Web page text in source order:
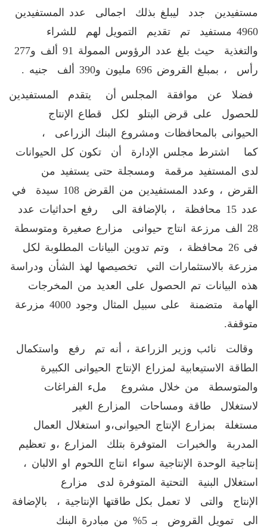
مستفيدين جدد ليبلغ بذلك اجمالى عدد المستفيدين
4960 مستفيد تم تقديم التمويل لهم للشراء
والتغذية حيث بلغ عدد الرؤوس الممولة 91 ألف و277
رأس ، بمبلغ القروض 696 مليون و390 ألف جنيه .
فضلا عن موافقة المجلس أن يتقدم المستفيدين
للحصول على قرض البتلو لكل قطاع الإنتاج
الحيوانى بالمحافظات ومشروع البنك الزراعى ،
كما اشترط مجلس الإدارة أن تكون كل الحيوانات
لدى المستفيد مرقمة ومسجلة حتى يستفيد من
القرض ، وعدد المستفيدين من القرض 108 سيدة في
عدد 15 محافظة ، بالإضافة الى رفع احداثيات عدد
28 الف مرزعة انتاج حيوانى مزارع صغيرة ومتوسطة
فى 26 محافظة ، وتم تدوين البيانات المطلوبة لكل
مزرعة بالاستثمارات التي تخصيصها لهذ الشأن ودراسة
هذه البيانات تم الحصول على العديد من المخرجات
الهامة متضمنة على سبيل المثال وجود 4000 مزرعة
متوقفة.
وقالت نائب وزير الزراعة ، أنه تم رفع واستكمال
الطاقة الاستيعابية لمزراع الإنتاج الحيوانى الكبيرة
والمتوسطة من خلال مشروع ملء الفراغات
لاستغلال طاقة ومساحات المزارع الغير
مستغلة بمزارع الإنتاج الحيوانى،و استغلال العمال
المدربة والخبرات المتوفرة بتلك المزارع ،و تعظيم
إنتاجية الوحدة الإنتاجية سواء انتاج اللحوم او الالبان ،
استغلال البنية التحتية المتوفرة لدى مزارع
الإنتاج والتى لا تعمل بكل طاقتها الإنتاجية ، بالإضافة
الى تمويل القروض بـ 5% من مبادرة البنك